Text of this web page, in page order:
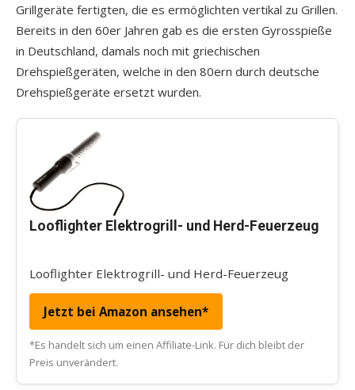
Grillgeräte fertigten, die es ermöglichten vertikal zu Grillen.
Bereits in den 60er Jahren gab es die ersten Gyrosspieße
in Deutschland, damals noch mit griechischen
Drehspießgeräten, welche in den 80ern durch deutsche
Drehspießgeräte ersetzt wurden.
Looflighter Elektrogrill- und Herd-Feuerzeug
Looflighter Elektrogrill- und Herd-Feuerzeug
Jetzt bei Amazon ansehen*
*Es handelt sich um einen Affiliate-Link. Für dich bleibt der
Preis unverändert.